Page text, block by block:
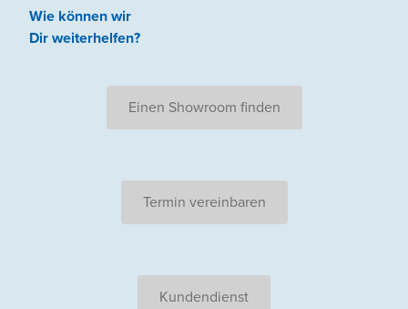
Wie können wir
Dir weiterhelfen?
Einen Showroom finden
Termin vereinbaren
Kundendienst